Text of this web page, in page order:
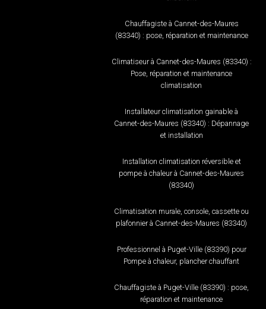
Chauffagiste à Cannet-des-Maures
(83340) : pose, réparation et maintenance
Climatiseur à Cannet-des-Maures (83340) :
Pose, réparation et maintenance
climatisation
Installateur climatisation gainable à
Cannet-des-Maures (83340) : Dépannage
et installation
Installation climatisation réversible et
pompe à chaleur à Cannet-des-Maures
(83340)
Climatisation murale, console, cassette ou
plafonnier à Cannet-des-Maures (83340)
Professionnel à Puget-Ville (83390) pour
Pompe à chaleur, plancher chauffant
Chauffagiste à Puget-Ville (83390) : pose,
réparation et maintenance